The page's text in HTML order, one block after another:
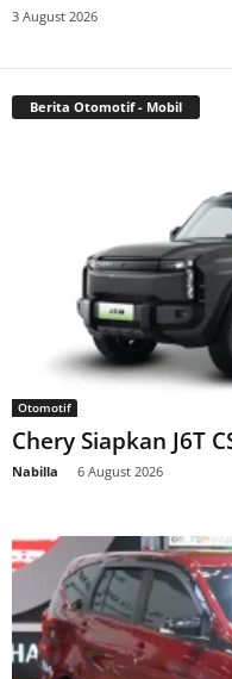
3 August 2026
Berita Otomotif - Mobil
Otomotif
Chery Siapkan J6T
Nabilla 6 August 2026